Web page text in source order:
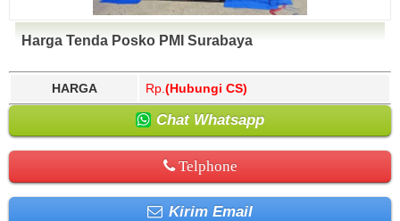
Harga Tenda Posko PMI Surabaya
HARGA Rp. (Hubungi CS)
Chat Whatsapp
Telphone
Kirim Email